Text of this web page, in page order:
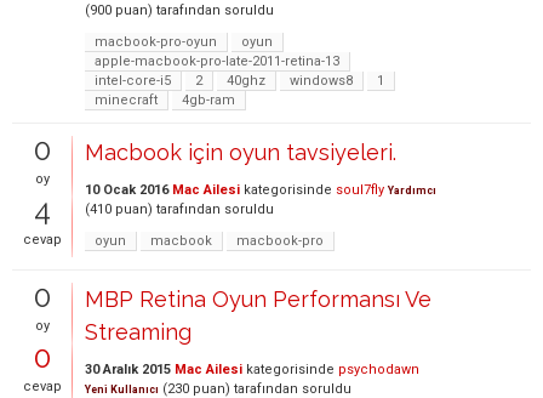
(900 puan) tarafından soruldu
macbook-pro-oyun
oyun
apple-macbook-pro-late-2011-retina-13
intel-core-i5
2 40ghz windows8
1
minecraft
4gb-ram
0
oy
4
cevap
Macbook için oyun tavsiyeleri.
10 Ocak 2016 Mac Ailesi kategorisinde soul7fly Yardımcı
(410 puan) tarafından soruldu
oyun
macbook macbook-pro
0
oy
0
cevap
MBP Retina Oyun Performansı Ve
Streaming
30 Aralık 2015 Mac Ailesi kategorisinde psychodawn
Yeni Kullanıcı (230 puan) tarafından soruldu